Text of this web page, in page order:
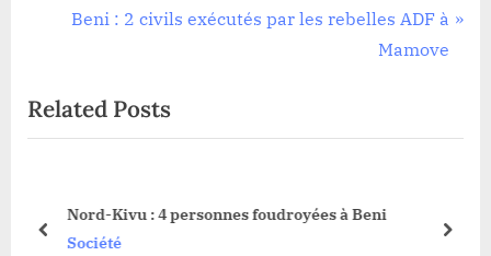
l’article
u
s
s
N
t
P
Beni : 2 civils exécutés par les rebelles ADF à
Mamove
Related Posts
Nord-Kivu : 4 personnes foudroyées à Beni
Société
prev next